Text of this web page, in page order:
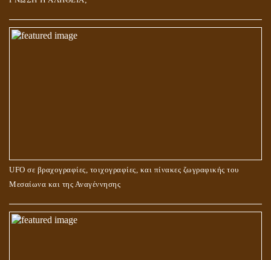
UFO σε βραχογραφίες, τοιχογραφίες, και πίνακες ζωγραφικής του
Μεσαίωνα και της Αναγέννησης